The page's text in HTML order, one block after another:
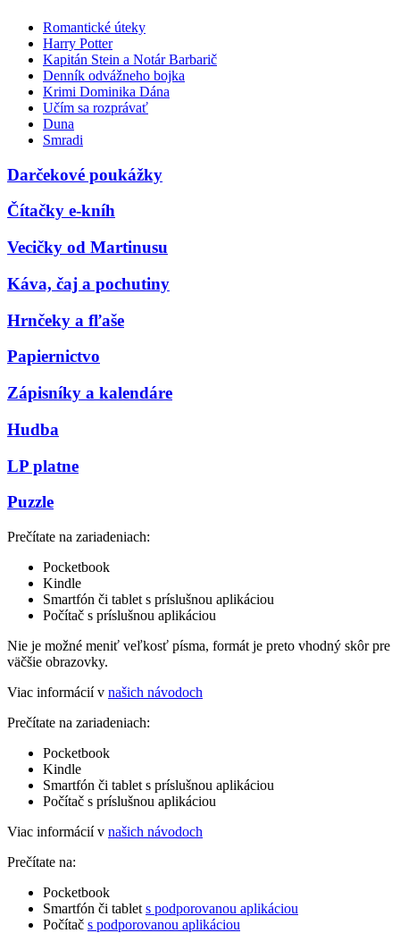
Romantické úteky
Harry Potter
Kapitán Stein a Notár Barbarič
Denník odvážneho bojka
Krimi Dominika Dána
Učím sa rozprávať
Duna
Smradi
Darčekové poukážky
Čítačky e-kníh
Vecičky od Martinusu
Káva, čaj a pochutiny
Hrnčeky a fľaše
Papiernictvo
Zápisníky a kalendáre
Hudba
LP platne
Puzzle
Prečítate na zariadeniach:
Pocketbook
Kindle
Smartfón či tablet s príslušnou aplikáciou
Počítač s príslušnou aplikáciou
Nie je možné meniť veľkosť písma, formát je preto vhodný skôr pre
väčšie obrazovky.
Viac informácií v našich návodoch
Prečítate na zariadeniach:
Pocketbook
Kindle
Smartfón či tablet s príslušnou aplikáciou
Počítač s príslušnou aplikáciou
Viac informácií v našich návodoch
Prečítate na:
Pocketbook
Smartfón či tablet s podporovanou aplikáciou
Počítač s podporovanou aplikáciou